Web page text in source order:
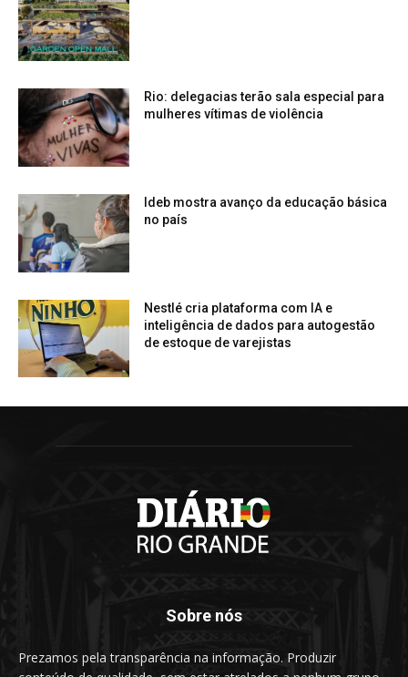
Rio: delegacias terão sala especial para
mulheres vítimas de violência
Ideb mostra avanço da educação básica
no país
Nestlé cria plataforma com IA e
inteligência de dados para autogestão
de estoque de varejistas
Sobre nós
Prezamos pela transparência na informação. Produzir